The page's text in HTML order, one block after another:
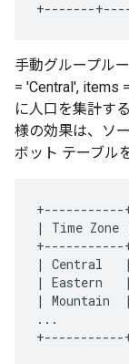
手動グループル
= 'Central', items
に人口を集計す
様の効果は、ソ
ボット テーブル
| Time Zone
| Central
| Eastern
|
...